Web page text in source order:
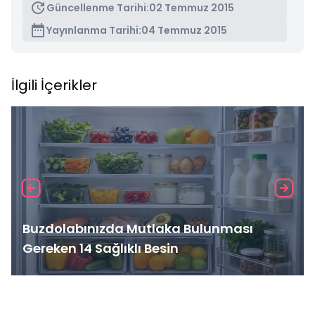
Güncellenme Tarihi:02 Temmuz 2015
Yayınlanma Tarihi:04 Temmuz 2015
İlgili İçerikler
Buzdolabınızda Mutlaka Bulunması
Gereken 14 Sağlıklı Besin